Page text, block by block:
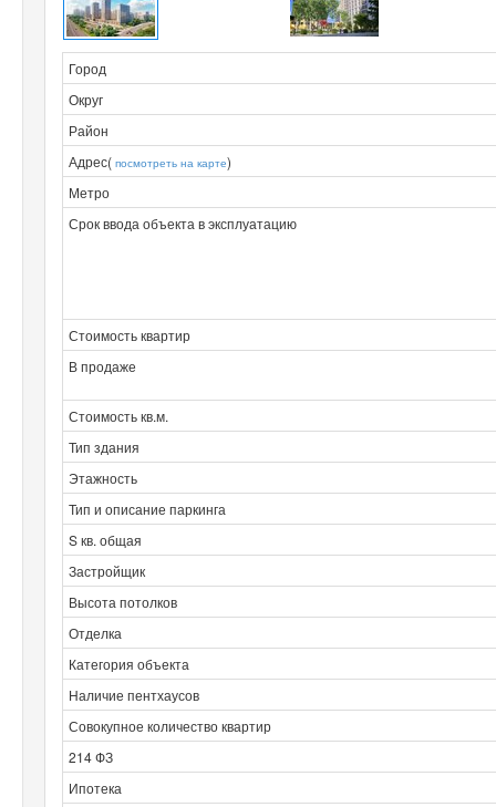
Город
Округ
Район
Адрес( посмотреть на карте)
Метро
Срок ввода объекта в эксплуатацию
Стоимость квартир
В продаже
Стоимость кв.м.
Тип здания
Этажность
Тип и описание паркинга
S кв. общая
Застройщик
Высота потолков
Отделка
Категория объекта
Наличие пентхаусов
Совокупное количество квартир
214 ФЗ
Ипотека